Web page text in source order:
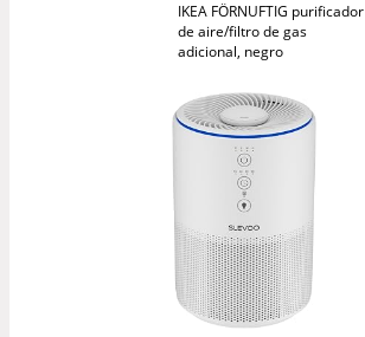
IKEA FÖRNUFTIG purificador
de aire/filtro de gas
adicional, negro